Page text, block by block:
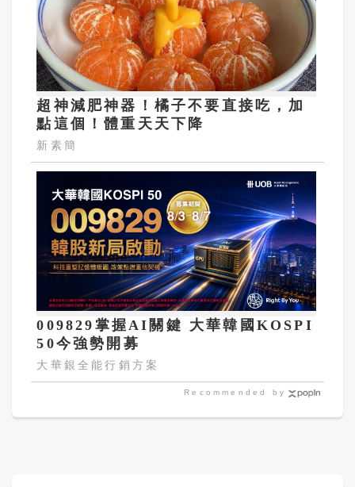
超神減肥神器！橘子不要直接吃，加
點這個！體重天天下降
新素簡
009829掌握AI關鍵 大華韓國KOSPI
50今強勢開募
大華銀全能行銷方案
Recommended by